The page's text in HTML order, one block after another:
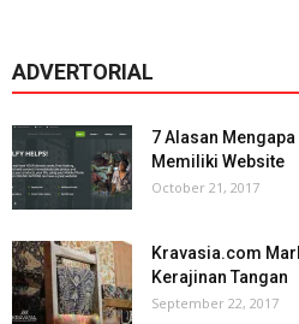
ADVERTORIAL
7 Alasan
Memiliki Website
October 21, 2017
Kravasia.com
Kerajinan Tangan
September 22, 2017